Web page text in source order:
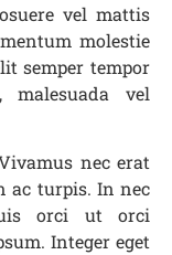
vel mattis
molestie
semper tempor
vel
nec erat
ac turpis. In nec
orci ut orci
Integer eget